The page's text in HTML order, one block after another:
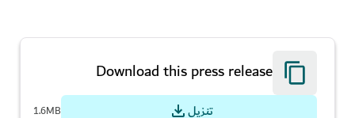
Download this press release
تنزيل 1.6MB